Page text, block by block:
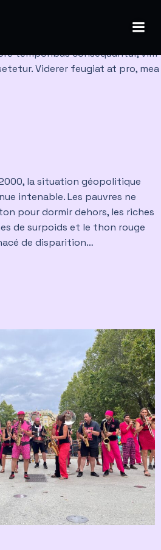
at mei dolore tritani
temporibus consequuntur, vim
Viderer feugiat at pro, mea
la situation géopolitique
intenable. Les pauvres ne
pour dormir dehors, les riches
de surpoids et le thon rouge
de disparition…